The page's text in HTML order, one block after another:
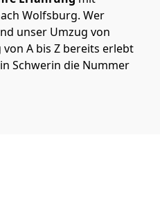
Wolfsburg. Wer
unser Umzug von
A bis Z bereits erlebt
Schwerin die Nummer